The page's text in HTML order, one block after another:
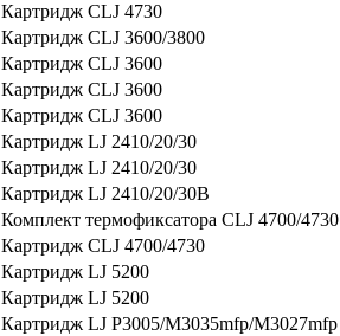
Картридж CLJ 4730
Картридж CLJ 3600/3800
Картридж CLJ 3600
Картридж CLJ 3600
Картридж CLJ 3600
Картридж LJ 2410/20/30
Картридж LJ 2410/20/30
Картридж LJ 2410/20/30В
Комплект термофиксатора CLJ 4700/4730
Картридж CLJ 4700/4730
Картридж LJ 5200
Картридж LJ 5200
Картридж LJ P3005/M3035mfp/M3027mfp